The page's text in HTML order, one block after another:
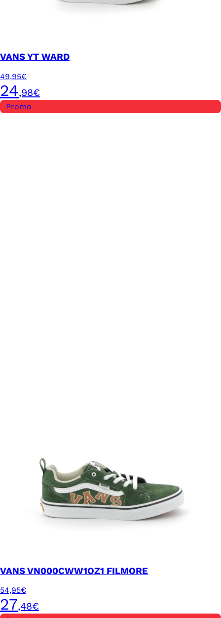
VANS YT WARD
49,95€
24,98€
Promo
VANS VN000CWW1OZ1 FILMORE
54,95€
27,48€